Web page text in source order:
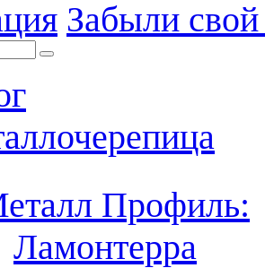
Забыли
Профиль:
Ламонтерра